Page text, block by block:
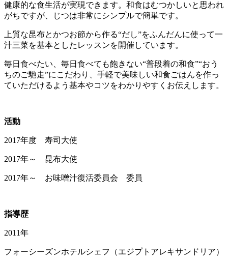
健康的な食生活が実現できます。和食はむつかしいと思われ
がちですが、じつは非常にシンプルで簡単です。
上質な昆布とかつお節から作る“だし”をふんだんに使って一
汁三菜を基本としたレッスンを開催しています。
毎日食べたい、毎日食べても飽きない“普段着の和食”“おう
ちのご馳走”にこだわり、手軽で美味しい和食ごはんを作っ
ていただけるよう基本やコツをわかりやすくお伝えします。
活動
2017年度 寿司大使
2017年～ 昆布大使
2017年～ お味噌汁復活委員会 委員
指導歴
2011年
フォーシーズンホテルシェフ（エジプトアレキサンドリア）